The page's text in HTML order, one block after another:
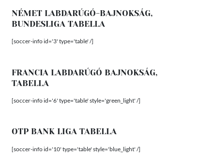
NÉMET LABDARÚGÓ-BAJNOKSÁG,
BUNDESLIGA TABELLA
[soccer-info id='3' type='table' /]
FRANCIA LABDARÚGÓ BAJNOKSÁG,
TABELLA
[soccer-info id='6' type='table' style='green_light' /]
OTP BANK LIGA TABELLA
[soccer-info id='10' type='table' style='blue_light' /]